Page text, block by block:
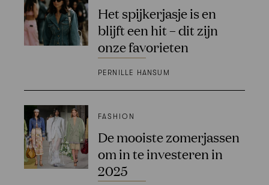
Het spijkerjasje is en
blijft een hit – dit zijn
onze favorieten
PERNILLE HANSUM
FASHION
De mooiste zomerjassen
om in te investeren in
2025